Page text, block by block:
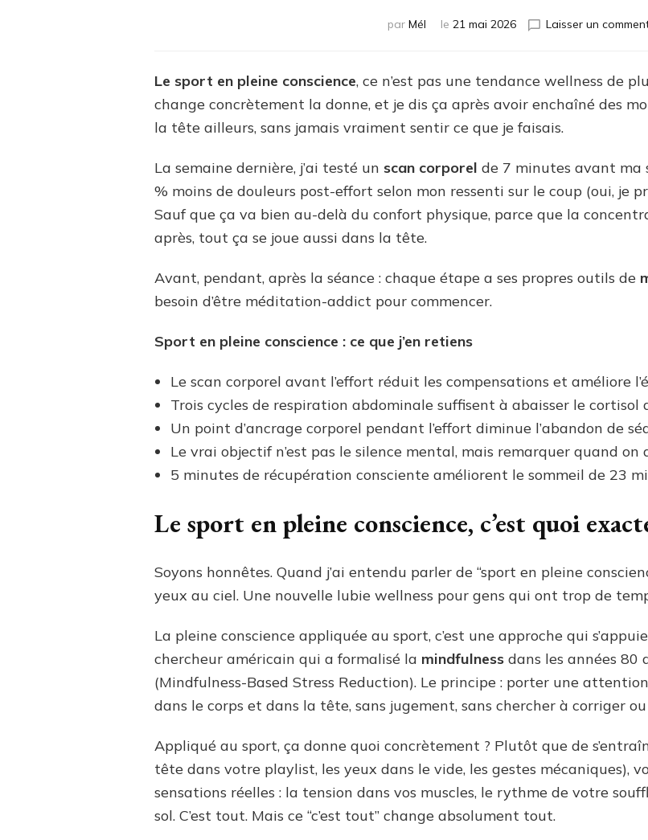
par Mél le 21 mai 2026 Laisser un
Le sport en pleine conscience, ce n’est pas une tendance wellness de
change concrètement la donne, et je dis ça après avoir enchaîné des
la tête ailleurs, sans jamais vraiment sentir ce que je faisais.
La semaine dernière, j’ai testé un scan corporel de 7 minutes avant ma
% moins de douleurs post-effort selon mon ressenti sur le coup (oui, je
Sauf que ça va bien au-delà du confort physique, parce que la
après, tout ça se joue aussi dans la tête.
Avant, pendant, après la séance : chaque étape a ses propres outils de
besoin d’être méditation-addict pour commencer.
Sport en pleine conscience : ce que j’en retiens
Le scan corporel avant l’effort réduit les compensations et améliore
Trois cycles de respiration abdominale suffisent à abaisser le cortisol
Un point d’ancrage corporel pendant l’effort diminue l’abandon de
Le vrai objectif n’est pas le silence mental, mais remarquer quand on
5 minutes de récupération consciente améliorent le sommeil de 23
Le sport en pleine conscience, c’est quoi
Soyons honnêtes. Quand j’ai entendu parler de “sport en pleine
yeux au ciel. Une nouvelle lubie wellness pour gens qui ont trop de
La pleine conscience appliquée au sport, c’est une approche qui
chercheur américain qui a formalisé la mindfulness dans les années 80
(Mindfulness-Based Stress Reduction). Le principe : porter une
dans le corps et dans la tête, sans jugement, sans chercher à corriger
Appliqué au sport, ça donne quoi concrètement ? Plutôt que de
tête dans votre playlist, les yeux dans le vide, les gestes mécaniques),
sensations réelles : la tension dans vos muscles, le rythme de votre
sol. C’est tout. Mais ce “c’est tout” change absolument tout.